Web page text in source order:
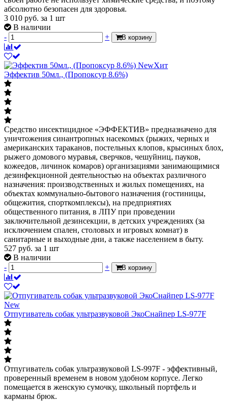
абсолютно безопасен для здоровья.
3 010 руб. за 1 шт
В наличии
-
+ В корзину
NewХит
Эффектив 50мл., (Пропоксур 8.6%)
Средство инсектицидное «ЭФФЕКТИВ» предназначено для
уничтожения синантропных насекомых (рыжих, черных и
американских тараканов, постельных клопов, крысиных блох,
рыжего домового муравья, сверчков, чешуйниц, пауков,
кожеедов, личинок комаров) организациями занимающимися
дезинфекционной деятельностью на объектах различного
назначения: производственных и жилых помещениях, на
объектах коммунально-бытового назначения (гостиницы,
общежития, спорткомплексы), на предприятиях
общественного питания, в ЛПУ при проведении
заключительной дезинсекции, в детских учреждениях (за
исключением спален, столовых и игровых комнат) в
санитарные и выходные дни, а также населением в быту.
527 руб. за 1 шт
В наличии
-
+ В корзину
New
Отпугиватель собак ультразвуковой ЭкоСнайпер LS-977F
Отпугиватель собак ультразвуковой LS-997F - эффективный,
проверенный временем в новом удобном корпусе. Легко
помещается в женскую сумочку, школьный портфель и
карманы брюк.